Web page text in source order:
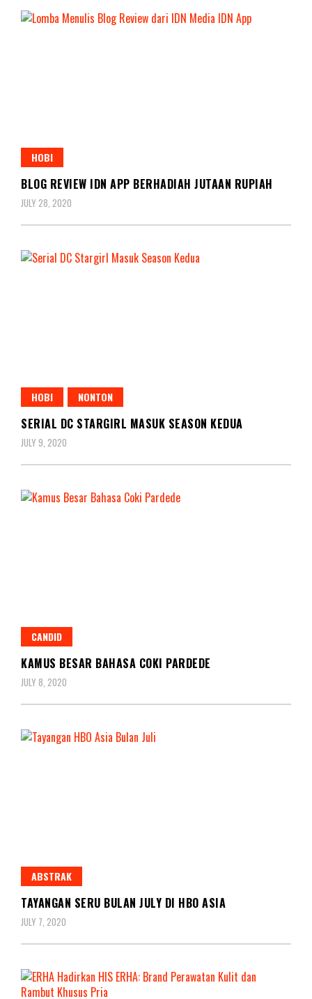
HOBI
BLOG REVIEW IDN APP BERHADIAH JUTAAN RUPIAH
JULY 28, 2020
HOBI NONTON
SERIAL DC STARGIRL MASUK SEASON KEDUA
JULY 9, 2020
CANDID
KAMUS BESAR BAHASA COKI PARDEDE
JULY 8, 2020
ABSTRAK
TAYANGAN SERU BULAN JULY DI HBO ASIA
JULY 7, 2020